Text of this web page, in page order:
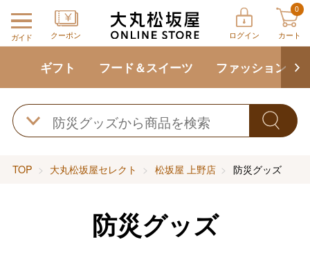
ガイド クーポン ログイン
0
カート
ギフト フード＆スイーツ ファッション
TOP 大丸松坂屋セレクト 松坂屋 上野店 防災グッズ
防災グッズ